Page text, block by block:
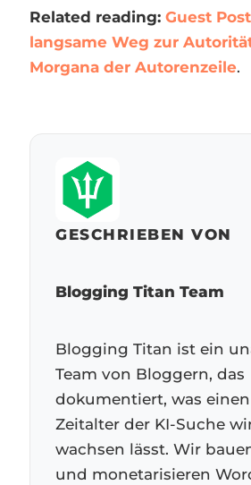
Related reading: Guest
langsame Weg zur
Morgana der Autorenzeile.
GESCHRIEBEN VON
Blogging Titan Team
Blogging Titan ist ein
Team von Bloggern, das
dokumentiert, was
Zeitalter der KI-Suche
wachsen lässt. Wir
und monetarisieren